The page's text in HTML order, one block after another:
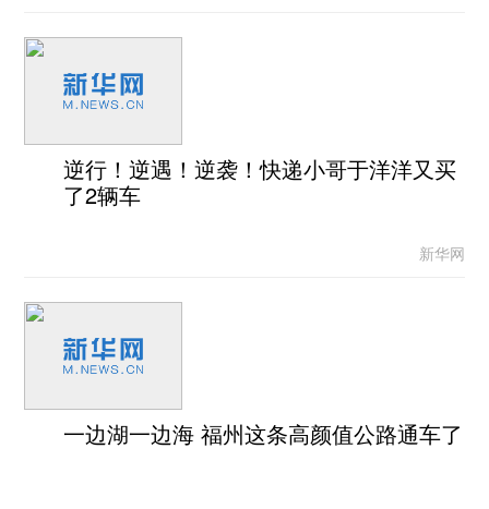
逆行！逆遇！逆袭！快递小哥于洋洋又买
了2辆车
新华网
一边湖一边海 福州这条高颜值公路通车了